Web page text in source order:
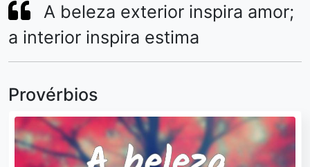
A beleza exterior inspira amor;
a interior inspira estima
Provérbios